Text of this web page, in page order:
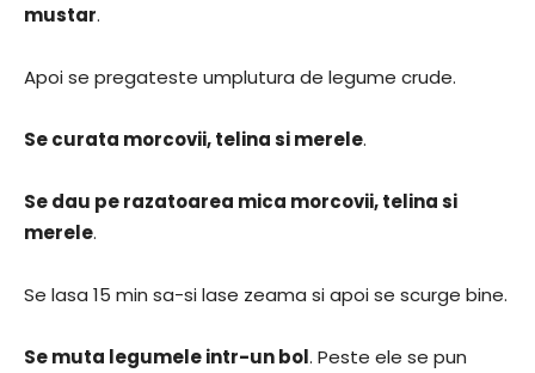
mustar.
Apoi se pregateste umplutura de legume crude.
Se curata morcovii, telina si merele.
Se dau pe razatoarea mica morcovii, telina si
merele.
Se lasa 15 min sa-si lase zeama si apoi se scurge bine.
Se muta legumele intr-un bol. Peste ele se pun